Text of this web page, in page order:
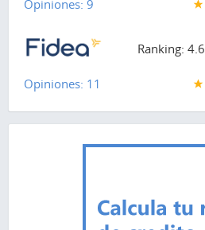
Opiniones: 9
Ranking: 4.6
Opiniones: 11